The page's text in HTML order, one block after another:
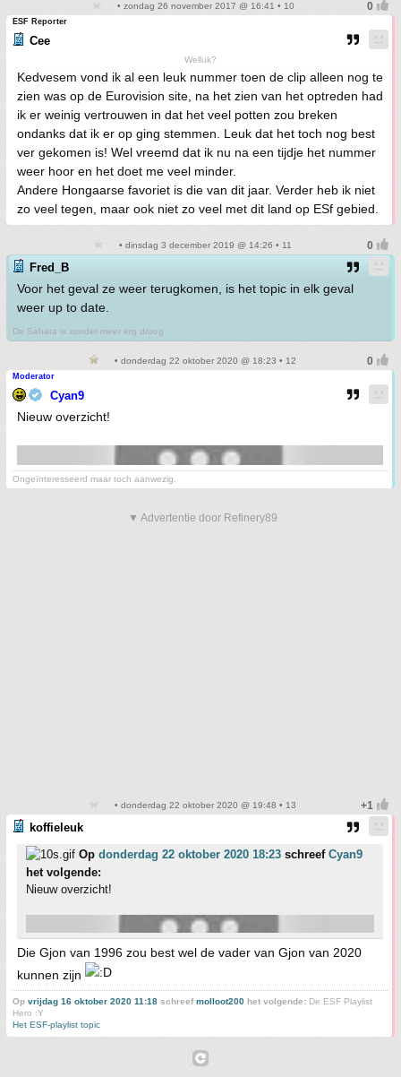
• zondag 26 november 2017 @ 16:41 • 10
ESF Reporter
Cee
Welluk?
Kedvesem vond ik al een leuk nummer toen de clip alleen nog te
zien was op de Eurovision site, na het zien van het optreden had
ik er weinig vertrouwen in dat het veel potten zou breken
ondanks dat ik er op ging stemmen. Leuk dat het toch nog best
ver gekomen is! Wel vreemd dat ik nu na een tijdje het nummer
weer hoor en het doet me veel minder.
Andere Hongaarse favoriet is die van dit jaar. Verder heb ik niet
zo veel tegen, maar ook niet zo veel met dit land op ESf gebied.
• dinsdag 3 december 2019 @ 14:26 • 11
Fred_B
Voor het geval ze weer terugkomen, is het topic in elk geval
weer up to date.
De Sahara is zonder meer erg droog.
• donderdag 22 oktober 2020 @ 18:23 • 12
Moderator
Cyan9
Nieuw overzicht!
Ongeïnteresseerd maar toch aanwezig.
▼ Advertentie door Refinery89
• donderdag 22 oktober 2020 @ 19:48 • 13
koffieleuk
Op donderdag 22 oktober 2020 18:23 schreef Cyan9
het volgende:
Nieuw overzicht!
Die Gjon van 1996 zou best wel de vader van Gjon van 2020
kunnen zijn
Op vrijdag 16 oktober 2020 11:18 schreefmolloot200 het volgende: De ESF Playlist
Hero :Y
Het ESF-playlist topic